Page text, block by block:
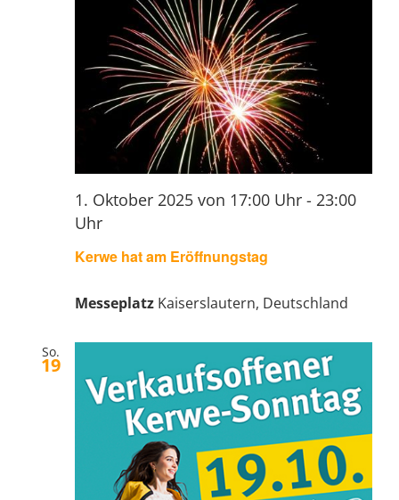
Kerwe hat am Eröffnungstag
1. Oktober 2025 von 17:00 Uhr - 23:00
Uhr
Messeplatz Kaiserslautern, Deutschland
So.
19